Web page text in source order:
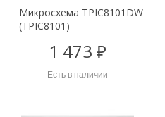
Микросхема TPIC8101DW
(TPIC8101)
1 473 ₽
Есть в наличии